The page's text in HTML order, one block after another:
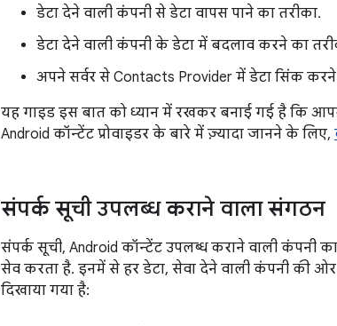
डेटा देने वाली कंपनी से डेटा वापस पाने का तरीका.
डेटा देने वाली कंपनी के डेटा में बदलाव करने का
अपने सर्वर से Contacts Provider में डेटा सिंक
यह गाइड इस बात को ध्यान में रखकर बनाई गई है कि
Android कॉन्टेंट प्रोवाइडर के बारे में ज़्यादा जानने के लिए,
संपर्क सूची उपलब्ध कराने वाला संगठन
संपर्क सूची, Android कॉन्टेंट उपलब्ध कराने वाली कंपनी
सेव करता है. इनमें से हर डेटा, सेवा देने वाली कंपनी की
दिखाया गया है: